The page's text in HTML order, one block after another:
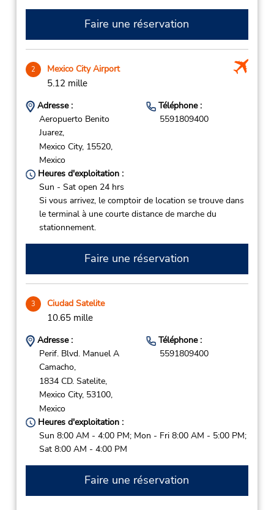
Faire une réservation
2 Mexico City Airport
5.12 mille
Adresse :
Aeropuerto Benito
Juarez,
Mexico City, 15520,
Mexico
Téléphone :
5591809400
Heures d'exploitation :
Sun - Sat open 24 hrs
Si vous arrivez, le comptoir de location se trouve dans
le terminal à une courte distance de marche du
stationnement.
Faire une réservation
3 Ciudad Satelite
10.65 mille
Adresse :
Perif. Blvd. Manuel A
Camacho,
1834 CD. Satelite,
Mexico City, 53100,
Mexico
Téléphone :
5591809400
Heures d'exploitation :
Sun 8:00 AM - 4:00 PM; Mon - Fri 8:00 AM - 5:00 PM;
Sat 8:00 AM - 4:00 PM
Faire une réservation